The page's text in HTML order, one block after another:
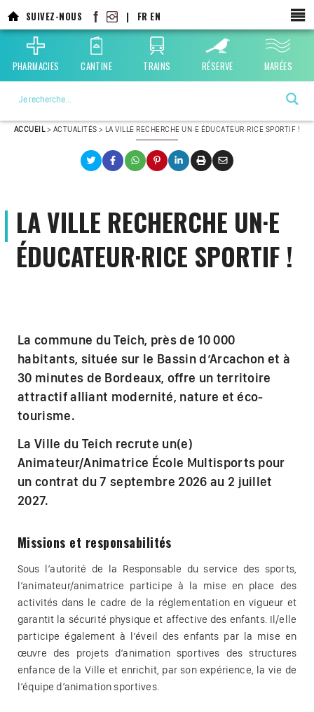
SUIVEZ-NOUS | FR EN
PHARMACIES CANTINE TRAINS RÉSERVE MARÉES
ACCUEIL> ACTUALITÉS > LA VILLE RECHERCHE UN·E ÉDUCATEUR·RICE SPORTIF !
LA VILLE RECHERCHE UN·E
ÉDUCATEUR·RICE SPORTIF !
La commune du Teich, près de 10 000
habitants, située sur le Bassin d’Arcachon et à
30 minutes de Bordeaux, offre un territoire
attractif alliant modernité, nature et éco-
tourisme.
La Ville du Teich recrute un(e)
Animateur/Animatrice École Multisports pour
un contrat du 7 septembre 2026 au 2 juillet
2027.
Missions et responsabilités
Sous l’autorité de la Responsable du service des sports,
l’animateur/animatrice participe à la mise en place des
activités dans le cadre de la réglementation en vigueur et
garantit la sécurité physique et affective des enfants. Il/elle
participe également à l’éveil des enfants par la mise en
œuvre des projets d’animation sportives des structures
enfance de la Ville et enrichit, par son expérience, la vie de
l’équipe d’animation sportives.